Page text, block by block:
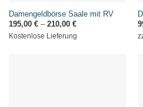
Damengeldbörse Saale mit RV
195,00 €– 210,00 €
Kostenlose Lieferung